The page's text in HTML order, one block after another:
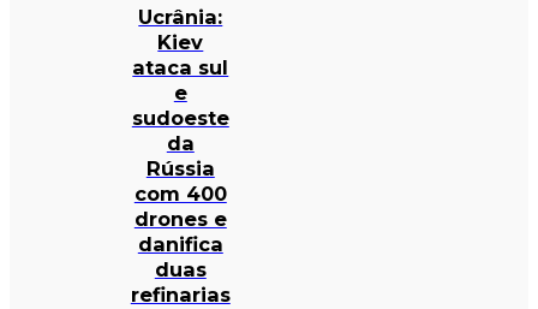
Ucrânia:
Kiev
ataca sul
e
sudoeste
da
Rússia
com 400
drones e
danifica
duas
refinarias